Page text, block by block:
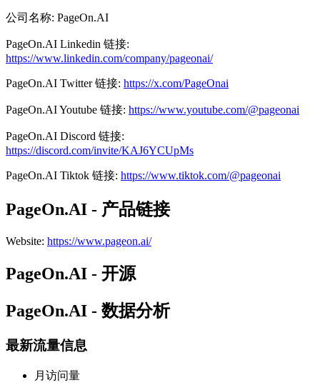
公司名称: PageOn.AI
PageOn.AI Linkedin 链接:
https://www.linkedin.com/company/pageonai/
PageOn.AI Twitter 链接: https://x.com/PageOnai
PageOn.AIYoutube 链接: https://www.youtube.com/@pageonai
PageOn.AI Discord 链接:
https://discord.com/invite/KAJ6YCUpMs
PageOn.AI Tiktok 链接: https://www.tiktok.com/@pageonai
PageOn.AI - 产品链接
Website: https://www.pageon.ai/
PageOn.AI - 开源
PageOn.AI - 数据分析
最新流量信息
月访问量